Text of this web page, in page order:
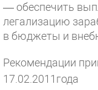
— обеспечить
легализацию
в бюджеты и
Рекомендации
17.02.2011года